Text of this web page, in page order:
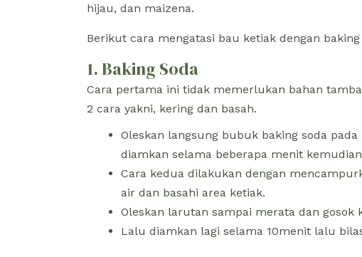
hijau, dan maizena.
Berikut cara mengatasi bau ketiak dengan
1. Baking Soda
Cara pertama ini tidak memerlukan bahan
2 cara yakni, kering dan basah.
Oleskan langsung bubuk baking soda
diamkan selama beberapa menit
Cara kedua dilakukan dengan
air dan basahi area ketiak.
Oleskan larutan sampai merata dan gosok
Lalu diamkan lagi selama 10menit lalu